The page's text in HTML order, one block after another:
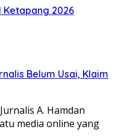
Ketapang 2026
Belum Usai, Klaim
A. Hamdan
media online yang